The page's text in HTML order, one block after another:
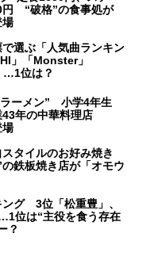
円 “破格”の食事処が
場
で選ぶ「人気曲ランキン
」「Monster」
…1位は？
ーメン” 小学4年生
43年の中華料理店
場
タイルのお好み焼き
鉄板焼き店が「オモウ
ング 3位「松重豊」、
位は“主役を食う存在
？